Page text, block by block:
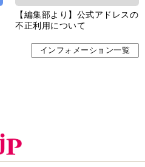
【編集部より】公式アドレスの
不正利用について
インフォメーション一覧